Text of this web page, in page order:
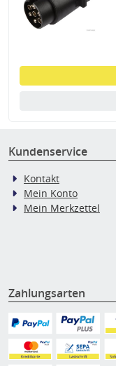
Kundenservice
Kontakt
Mein Konto
Mein Merkzettel
Zahlungsarten